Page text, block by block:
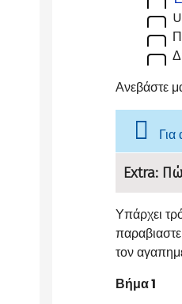
Ανεβάστε
Extra:
Υπάρχει
τον
Βήμα 1